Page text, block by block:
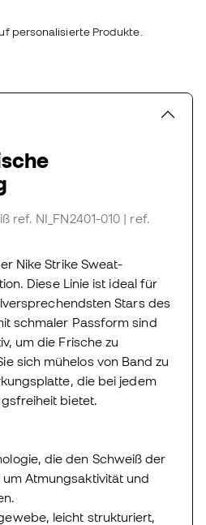
personalisierte Produkte.
ref. NI_FN2401-010 | ref.
Nike Strike Sweat-
Diese Linie ist ideal für
Stars des
schmaler Passform sind
um die Frische zu
sich mühelos von Band zu
die bei jedem
bietet.
die den Schweiß der
Atmungsaktivität und
leicht strukturiert,